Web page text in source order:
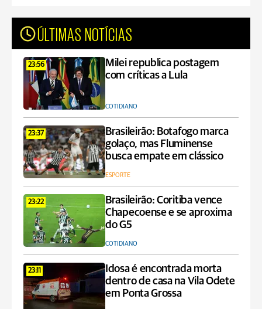
ÚLTIMAS NOTÍCIAS
23:56
Milei republica postagem
com críticas a Lula
COTIDIANO
23:37
Brasileirão: Botafogo marca
golaço, mas Fluminense
busca empate em clássico
ESPORTE
23:22
Brasileirão: Coritiba vence
Chapecoense e se aproxima
do G5
COTIDIANO
23:11
Idosa é encontrada morta
dentro de casa na Vila Odete
em Ponta Grossa